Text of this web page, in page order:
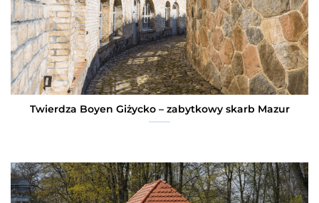
Twierdza Boyen Giżycko – zabytkowy skarb Mazur